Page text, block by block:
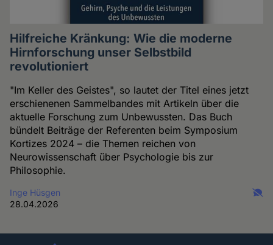
Hilfreiche Kränkung: Wie die moderne
Hirnforschung unser Selbstbild
revolutioniert
"Im Keller des Geistes", so lautet der Titel eines jetzt
erschienenen Sammelbandes mit Artikeln über die
aktuelle Forschung zum Unbewussten. Das Buch
bündelt Beiträge der Referenten beim Symposium
Kortizes 2024 – die Themen reichen von
Neurowissenschaft über Psychologie bis zur
Philosophie.
Inge Hüsgen
28.04.2026